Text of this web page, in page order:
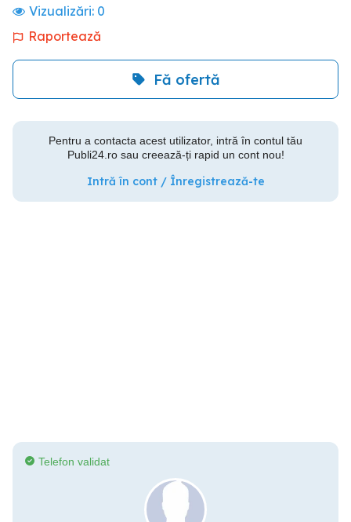
Vizualizări: 0
Raportează
Fă ofertă
Pentru a contacta acest utilizator, intră în contul tău
Publi24.ro sau creează-ți rapid un cont nou!
Intră în cont / Înregistrează-te
Telefon validat